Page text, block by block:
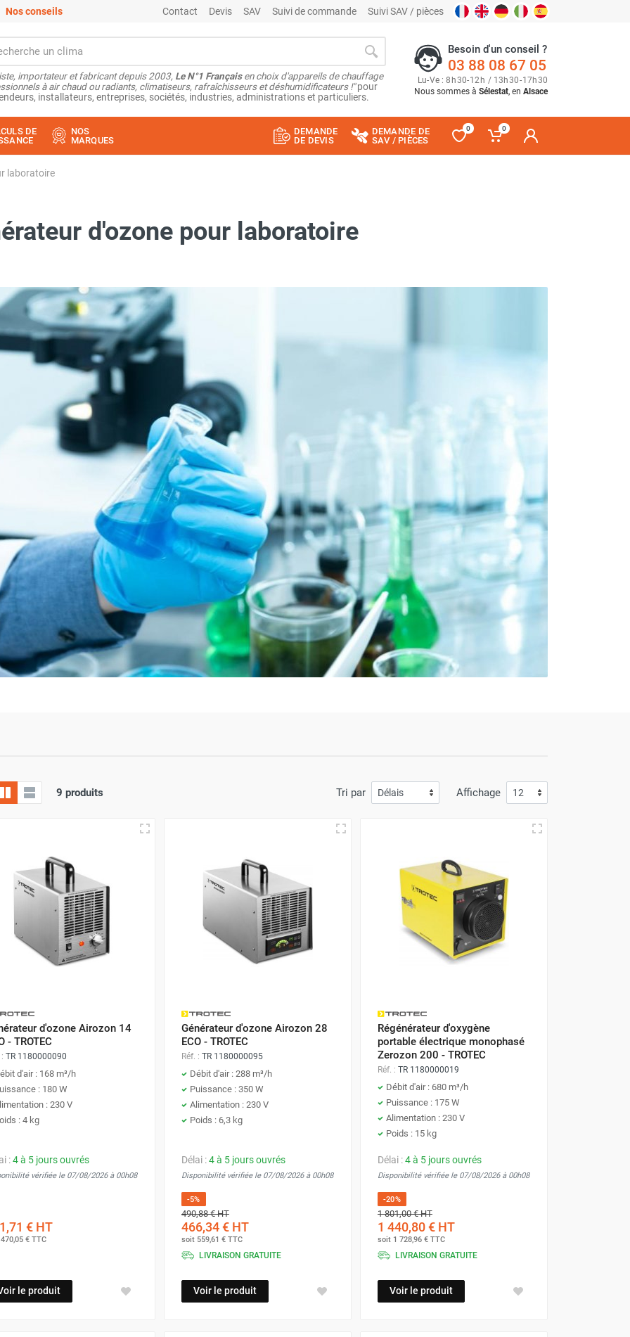
Nos conseils Contact Devis SAV Suivi de commande Suivi SAV / pièces
importateur et fabricant depuis 2003, Le N°1 Françaisen choix d'appareils de chauffage
à air chaud ou radiants, climatiseurs, rafraîchisseurs et déshumidificateurs !"pour
installateurs, entreprises, sociétés, industries, administrations et particuliers.
Besoin d'un conseil ?
03 88 08 67 05
Lu-Ve : 8h30-12h / 13h30-17h30
Nous sommes à Sélestat, en Alsace
DE
NOS
MARQUES
DEMANDE
DE DEVIS
DEMANDE DE
SAV / PIÈCES
0 0
laboratoire
d'ozone pour laboratoire
9 produits Tri par Affichage
d'ozone Airozon 14
- TROTEC
TR 1180000090
d'air : 168 m³/h
: 180 W
: 230 V
: 4 kg
:4 à 5 jours ouvrés
vérifiée le 07/08/2026 à 00h08
€ HT
470,05 € TTC
le produit
Générateur d'ozone Airozon 28
ECO - TROTEC
Réf. : TR 1180000095
Débit d'air : 288 m³/h
Puissance : 350 W
Alimentation : 230 V
Poids : 6,3 kg
Délai :4 à 5 jours ouvrés
Disponibilité vérifiée le 07/08/2026 à 00h08
-5%
490,88 €HT
466,34 €HT
soit 559,61 €TTC
LIVRAISON GRATUITE
Voir le produit
Régénérateur d'oxygène
portable électrique monophasé
Zerozon 200 - TROTEC
Réf. : TR 1180000019
Débit d'air : 680 m³/h
Puissance : 175 W
Alimentation : 230 V
Poids : 15 kg
Délai :4 à 5 jours ouvrés
Disponibilité vérifiée le 07/08/2026 à 00h08
-20%
1 801,00 €HT
1 440,80 €HT
soit 1 728,96 €TTC
LIVRAISON GRATUITE
Voir le produit